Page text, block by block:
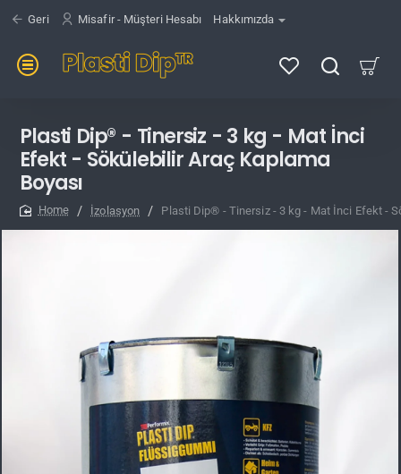
Geri Misafir - Müşteri Hesabı Hakkımızda
Plasti Dip® - Tinersiz - 3 kg - Mat İnci
Efekt - Sökülebilir Araç Kaplama
Boyası
İzolasyon Plasti Dip® - Tinersiz - 3 kg - Mat İnci Efekt -